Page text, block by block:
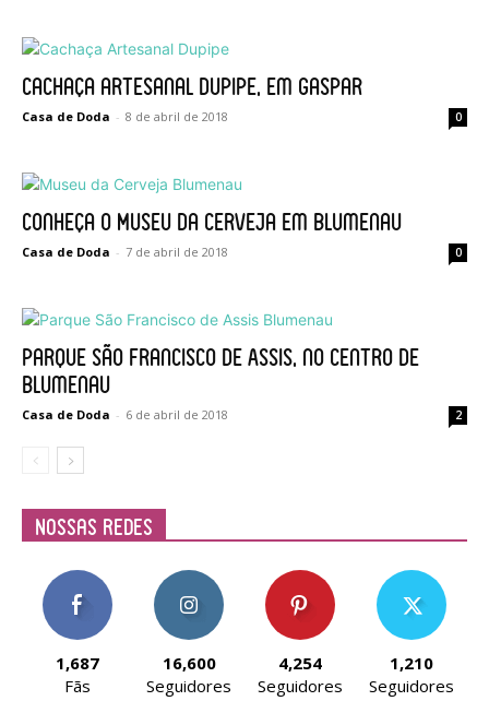
Cachaça artesanal Dupipe, em Gaspar
Casa de Doda - 8 de abril de 2018 0
Conheça o Museu da Cerveja em Blumenau
Casa de Doda - 7 de abril de 2018 0
Parque São Francisco de Assis, no centro de
Blumenau
Casa de Doda - 6 de abril de 2018 2
Nossas Redes
1,687
Fãs
16,600
Seguidores
4,254
Seguidores
1,210
Seguidores